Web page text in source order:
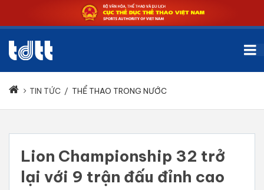
TIN TỨC / THỂ THAO TRONG NƯỚC
Lion Championship 32 trở
lại với 9 trận đấu đỉnh cao